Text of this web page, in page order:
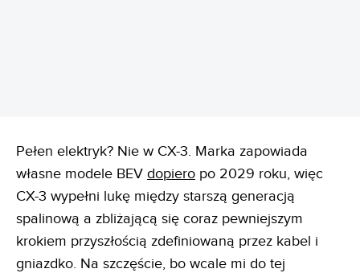
Pełen elektryk? Nie w CX-3. Marka zapowiada
własne modele BEV dopiero po 2029 roku, więc
CX-3 wypełni lukę między starszą generacją
spalinową a zbliżającą się coraz pewniejszym
krokiem przyszłością zdefiniowaną przez kabel i
gniazdko. Na szczęście, bo wcale mi do tej